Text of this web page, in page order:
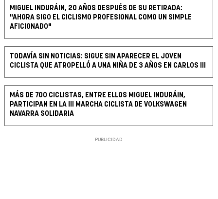
MIGUEL INDURÁIN, 20 AÑOS DESPUÉS DE SU RETIRADA:
"AHORA SIGO EL CICLISMO PROFESIONAL COMO UN SIMPLE
AFICIONADO"
TODAVÍA SIN NOTICIAS: SIGUE SIN APARECER EL JOVEN
CICLISTA QUE ATROPELLÓ A UNA NIÑA DE 3 AÑOS EN CARLOS III
MÁS DE 700 CICLISTAS, ENTRE ELLOS MIGUEL INDURÁIN,
PARTICIPAN EN LA III MARCHA CICLISTA DE VOLKSWAGEN
NAVARRA SOLIDARIA